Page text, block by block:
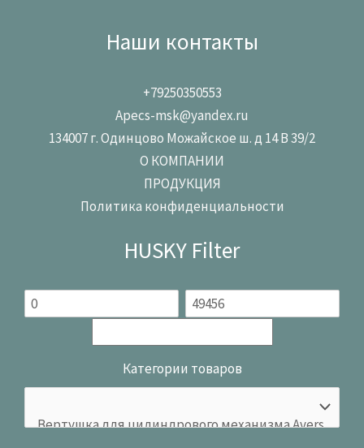
Наши контакты
+79250350553
Apecs-msk@yandex.ru
134007 г. Одинцово Можайское ш. д 14 В 39/2
О КОМПАНИИ
ПРОДУКЦИЯ
Политика конфиденциальности
HUSKY Filter
Категории товаров